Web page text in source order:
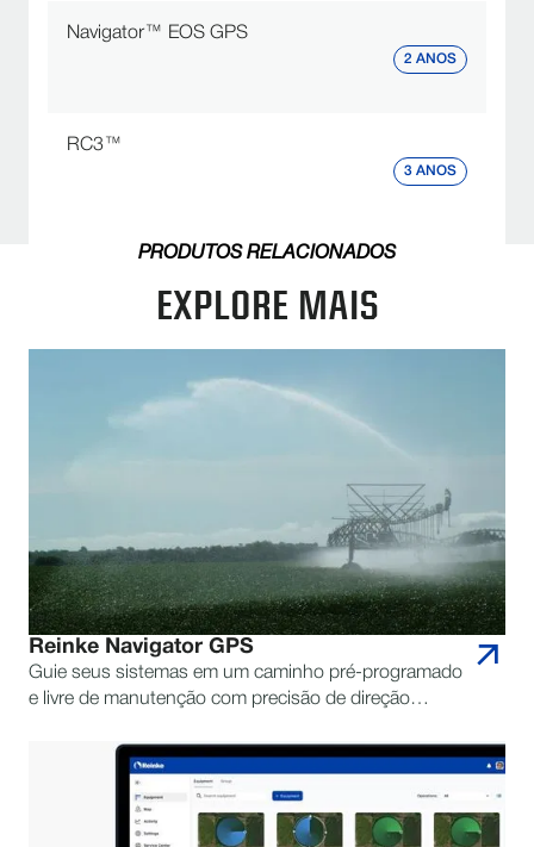
Navigator™ EOS GPS
2 ANOS
RC3™
3 ANOS
PRODUTOS RELACIONADOS
EXPLORE MAIS
Reinke Navigator GPS
Guie seus sistemas em um caminho pré-programado
e livre de manutenção com precisão de direção
o sistema está funcionando onde deveria estar.